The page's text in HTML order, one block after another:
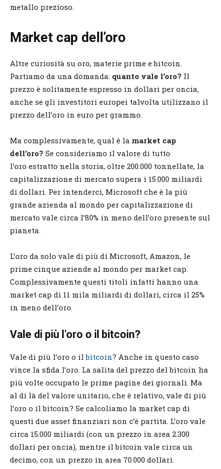
metallo prezioso.
Market cap dell’oro
Altre curiosità su oro, materie prime e bitcoin.
Partiamo da una domanda: quanto vale l’oro? Il
prezzo è solitamente espresso in dollari per oncia,
anche se gli investitori europei talvolta utilizzano il
prezzo dell’oro in euro per grammo.
Ma complessivamente, qual è la market cap
dell’oro? Se consideriamo il valore di tutto
l’oro estratto nella storia, oltre 200.000 tonnellate, la
capitalizzazione di mercato supera i 15.000 miliardi
di dollari. Per intenderci, Microsoft che è la più
grande azienda al mondo per capitalizzazione di
mercato vale circa l’80% in meno dell’oro presente sul
pianeta.
L’oro da solo vale di più di Microsoft, Amazon, le
prime cinque aziende al mondo per market cap.
Complessivamente questi titoli infatti hanno una
market cap di 11 mila miliardi di dollari, circa il 25%
in meno dell’oro.
Vale di più l’oro o il bitcoin?
Vale di più l’oro o ilbitcoin? Anche in questo caso
vince la sfida l’oro. La salita del prezzo del bitcoin ha
più volte occupato le prime pagine dei giornali. Ma
al di là del valore unitario, che è relativo, vale di più
l’oro o il bitcoin? Se calcoliamo la market cap di
questi due asset finanziari non c’è partita. L’oro vale
circa 15.000 miliardi (con un prezzo in area 2.300
dollari per oncia), mentre il bitcoin vale circa un
decimo, con un prezzo in area 70.000 dollari.